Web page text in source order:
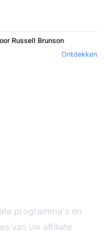
Russell Brunson
Ontdekken
programma's en
van uw affiliate